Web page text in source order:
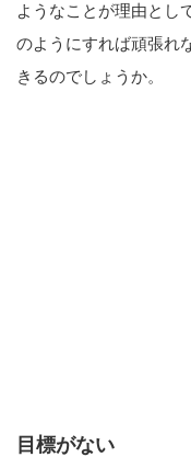
ようなことが理由とし
のようにすれば頑張れ
きるのでしょうか。
目標がない